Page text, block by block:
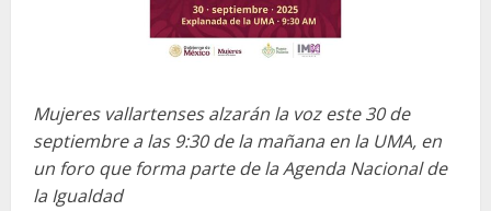
Mujeres vallartenses alzarán la voz este 30 de
septiembre a las 9:30 de la mañana en la UMA, en
un foro que forma parte de la Agenda Nacional de
la Igualdad